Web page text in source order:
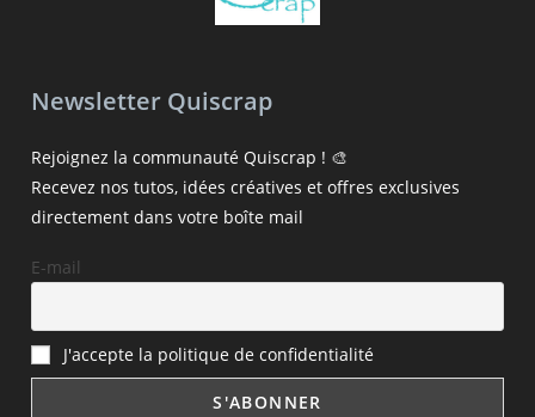
Newsletter Quiscrap
Rejoignez la communauté Quiscrap ! 🎨
Recevez nos tutos, idées créatives et offres exclusives
directement dans votre boîte mail
E-mail
J'accepte la politique de confidentialité